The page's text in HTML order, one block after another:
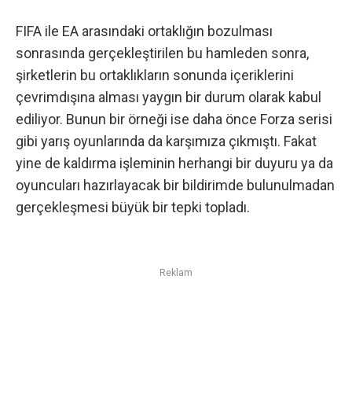
FIFA ile EA arasındaki ortaklığın bozulması
sonrasında gerçekleştirilen bu hamleden sonra,
şirketlerin bu ortaklıkların sonunda içeriklerini
çevrimdışına alması yaygın bir durum olarak kabul
ediliyor. Bunun bir örneği ise daha önce Forza serisi
gibi yarış oyunlarında da karşımıza çıkmıştı. Fakat
yine de kaldırma işleminin herhangi bir duyuru ya da
oyuncuları hazırlayacak bir bildirimde bulunulmadan
gerçekleşmesi büyük bir tepki topladı.
Reklam